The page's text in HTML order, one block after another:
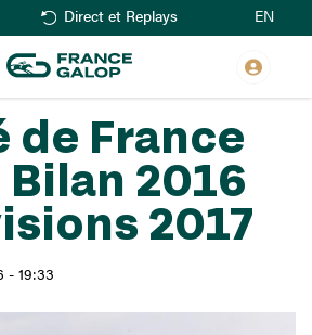
Aller
au
contenu
principal
Direct et Replays EN
de France
Bilan 2016
2017
- 19:33